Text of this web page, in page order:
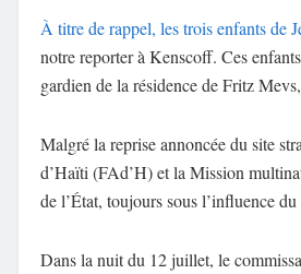
À titre de rappel, les trois enfants de
notre reporter à Kenscoff. Ces
gardien de la résidence de Fritz
Malgré la reprise annoncée du site
d’Haïti (FAd’H) et la Mission
de l’État, toujours sous l’influence
Dans la nuit du 12 juillet, le